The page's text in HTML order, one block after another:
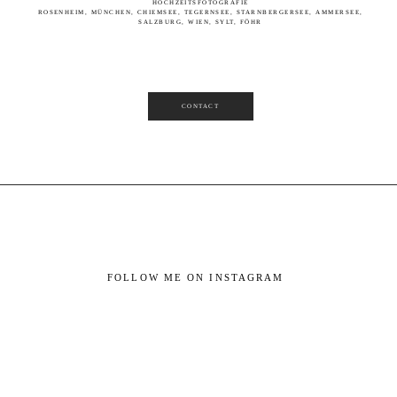
HOCHZEITSFOTOGRAFIE
ROSENHEIM, MÜNCHEN, CHIEMSEE, TEGERNSEE, STARNBERGERSEE, AMMERSEE,
SALZBURG, WIEN, SYLT, FÖHR
CONTACT
FOLLOW ME ON INSTAGRAM